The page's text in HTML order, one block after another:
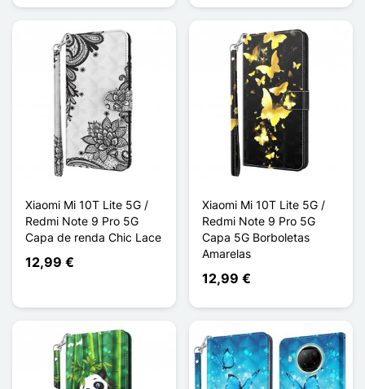
Xiaomi Mi 10T Lite 5G /
Redmi Note 9 Pro 5G
Capa de renda Chic Lace
12,99 €
Xiaomi Mi 10T Lite 5G /
Redmi Note 9 Pro 5G
Capa 5G Borboletas
Amarelas
12,99 €